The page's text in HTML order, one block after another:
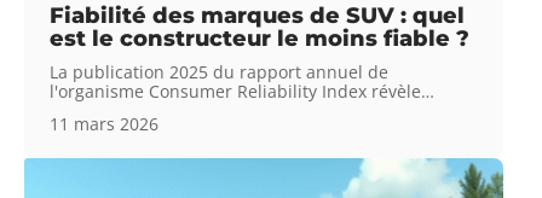
Fiabilité des marques de SUV : quel
est le constructeur le moins fiable ?
La publication 2025 du rapport annuel de
l'organisme Consumer Reliability Index révèle…
11 mars 2026